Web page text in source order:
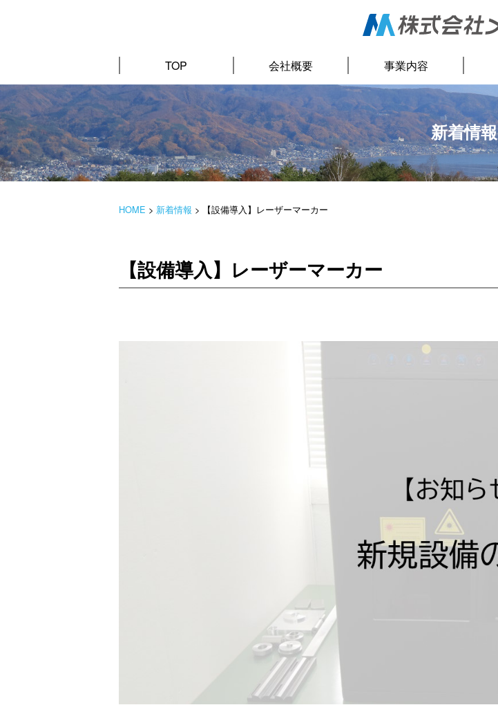
TOP 会社概要 事業内容
新着情報
HOME > 新着情報 > 【設備導入】レーザーマーカー
【設備導入】レーザーマーカー